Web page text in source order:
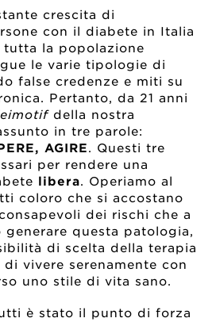
crescita di
con il diabete in Italia
tutta la popolazione
le varie tipologie di
false credenze e miti su
Pertanto, da 21 anni
della nostra
in tre parole:
AGIRE. Questi tre
per rendere una
libera. Operiamo al
coloro che si accostano
dei rischi che a
generare questa patologia,
di scelta della terapia
vivere serenamente con
uno stile di vita sano.
è stato il punto di forza